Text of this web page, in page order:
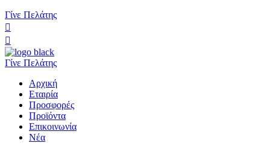
Γίνε Πελάτης
Γίνε Πελάτης
Αρχική
Εταιρία
Προσφορές
Προϊόντα
Επικοινωνία
Νέα